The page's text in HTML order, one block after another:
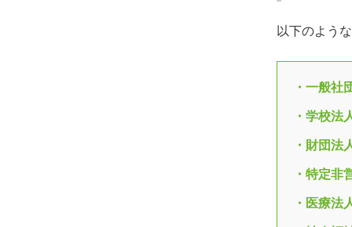
以下のよう
・一般社
・学校法
・財団法
・特定非
・医療法